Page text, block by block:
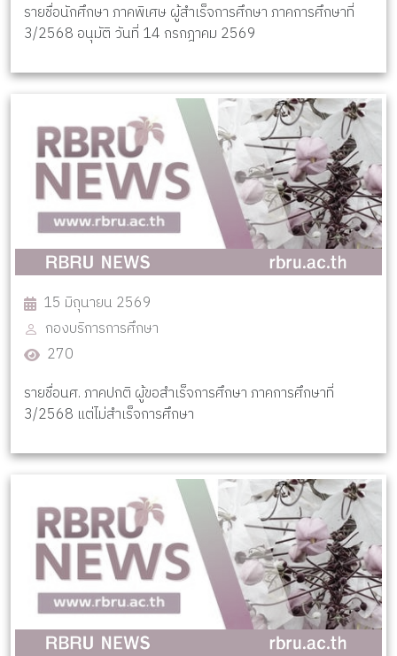
รายชื่อนักศึกษา ภาคพิเศษ ผู้สำเร็จการศึกษา ภาคการศึกษาที่
3/2568 อนุมัติ วันที่ 14 กรกฎาคม 2569
15 มิถุนายน 2569
กองบริการการศึกษา
270
รายชื่อนศ. ภาคปกติ ผู้ขอสำเร็จการศึกษา ภาคการศึกษาที่
3/2568 แต่ไม่สำเร็จการศึกษา